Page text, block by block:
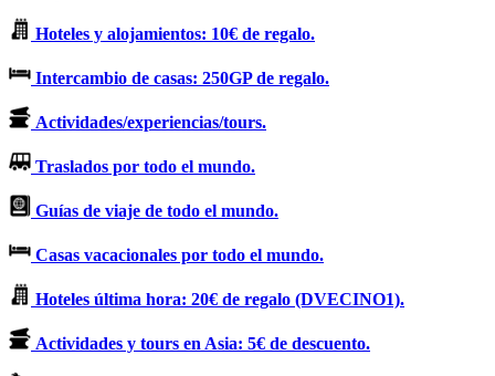
Hoteles y alojamientos: 10€ de regalo.
Intercambio de casas: 250GP de regalo.
Actividades/experiencias/tours.
Traslados por todo el mundo.
Guías de viaje de todo el mundo.
Casas vacacionales por todo el mundo.
Hoteles última hora: 20€ de regalo (DVECINO1).
Actividades y tours en Asia: 5€ de descuento.